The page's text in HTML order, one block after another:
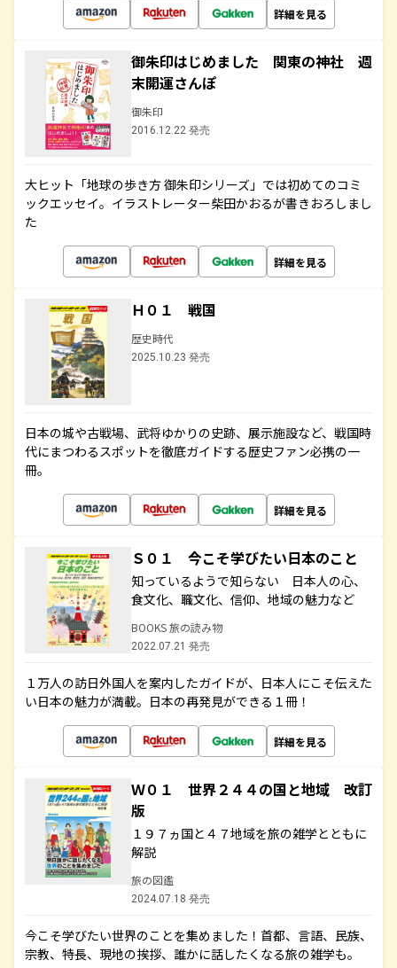
詳細を見る
御朱印はじめました 関東の神社 週
末開運さんぽ
御朱印
2016.12.22 発売
大ヒット「地球の歩き方 御朱印シリーズ」では初めてのコミ
ックエッセイ。イラストレーター柴田かおるが書きおろしまし
た
詳細を見る
Ｈ０１ 戦国
歴史時代
2025.10.23 発売
日本の城や古戦場、武将ゆかりの史跡、展示施設など、戦国時
代にまつわるスポットを徹底ガイドする歴史ファン必携の一
冊。
詳細を見る
Ｓ０１ 今こそ学びたい日本のこと
知っているようで知らない 日本人の心、
食文化、職文化、信仰、地域の魅力など
BOOKS 旅の読み物
2022.07.21 発売
１万人の訪日外国人を案内したガイドが、日本人にこそ伝えた
い日本の魅力が満載。日本の再発見ができる１冊！
詳細を見る
Ｗ０１ 世界２４４の国と地域 改訂
版
１９７ヵ国と４７地域を旅の雑学とともに
解説
旅の図鑑
2024.07.18 発売
今こそ学びたい世界のことを集めました！首都、言語、民族、
宗教、特長、現地の挨拶、誰かに話したくなる旅の雑学も。